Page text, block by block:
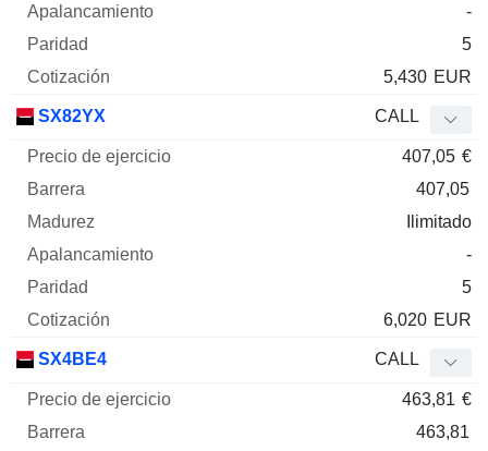
-
5
5,430 EUR
SX82YX CALL
407,05 €
407,05
Ilimitado
-
5
6,020 EUR
SX4BE4 CALL
463,81 €
463,81